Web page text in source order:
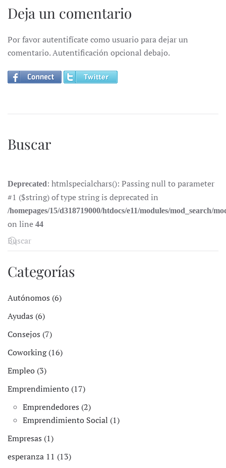
Deja un comentario
Por favor autentifícate como usuario para dejar un
comentario. Autentificación opcional debajo.
Buscar
Deprecated: htmlspecialchars(): Passing null to parameter
#1 ($string) of type string is deprecated in
/homepages/15/d318719000/htdocs/e11/modules/mod_search/
on line 44
Categorías
Autónomos (6)
Ayudas (6)
Consejos (7)
Coworking (16)
Empleo (3)
Emprendimiento (17)
Emprendedores (2)
Emprendimiento Social (1)
Empresas (1)
esperanza 11 (13)